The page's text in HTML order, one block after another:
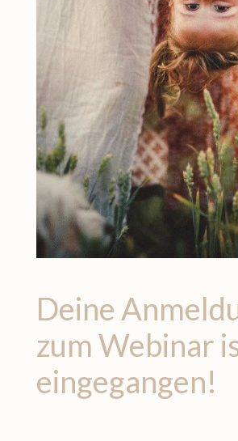
Deine
zum Webinar
eingegangen!